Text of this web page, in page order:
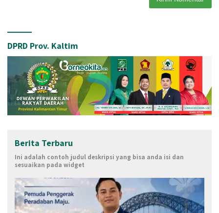
DPRD Prov. Kaltim
Berita Terbaru
Ini adalah contoh judul deskripsi yang bisa anda isi dan
sesuaikan pada widget